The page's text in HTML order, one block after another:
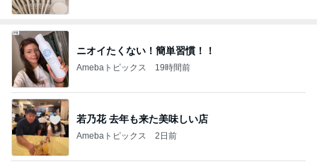
ニオイたくない！簡単習慣！！
Amebaトピックス 19時間前
若乃花 去年も来た美味しい店
Amebaトピックス 2日前